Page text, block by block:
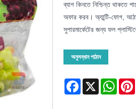
ব্যাগ কিনতে নিশ্চিন্ত থাকতে
অফার করব। অ্যান্টি-ফোগ,
সুপারমার্কেটের জন্য ফল
অনুসন্ধান পাঠান
Facebook
X